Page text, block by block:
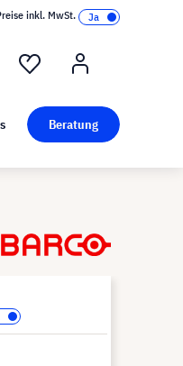
inkl. MwSt.
Beratung